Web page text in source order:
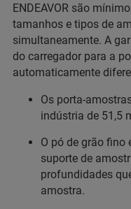
ENDEAVOR são
tamanhos e tipos de
simultaneamente. A
do carregador para a
automaticamente
Os porta-
indústria de 51,5
O pó de grão fino
suporte de
profundidades
amostra.